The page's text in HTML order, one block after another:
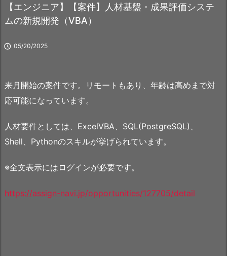
【エンジニア】【案件】人材基盤・成果評価システ
ムの新規開発（VBA）
 05/20/2025
来月開始の案件です。リモートもあり、年齢は高めまで対
応可能になっています。
人材要件としては、ExcelVBA、SQL(PostgreSQL)、
Shell、Pythonのスキルが挙げられています。
※全文表示にはログインが必要です。
https://assign-navi.jp/opportunities/127705/detail